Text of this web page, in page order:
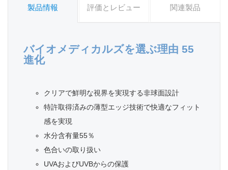
製品情報 評価とレビュー 関連製品
バイオメディカルズを選ぶ理由 55
進化
クリアで鮮明な視界を実現する非球面設計
特許取得済みの薄型エッジ技術で快適なフィット
感を実現
水分含有量55％
色合いの取り扱い
UVAおよびUVBからの保護